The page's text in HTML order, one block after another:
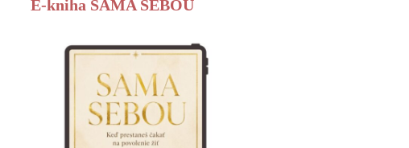
E-kniha SAMA SEBOU